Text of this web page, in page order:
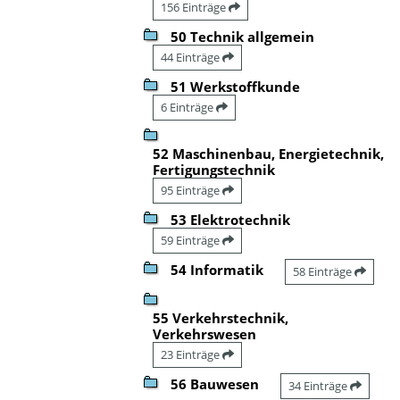
156 Einträge
50 Technik allgemein
44 Einträge
51 Werkstoffkunde
6 Einträge
52 Maschinenbau, Energietechnik,
Fertigungstechnik
95 Einträge
53 Elektrotechnik
59 Einträge
54 Informatik 58 Einträge
55 Verkehrstechnik,
Verkehrswesen
23 Einträge
56 Bauwesen 34 Einträge